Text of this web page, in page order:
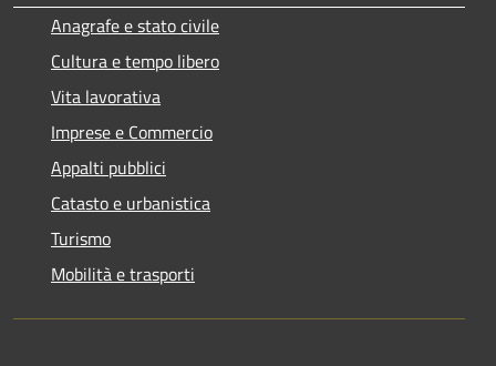
Anagrafe e stato civile
Cultura e tempo libero
Vita lavorativa
Imprese e Commercio
Appalti pubblici
Catasto e urbanistica
Turismo
Mobilità e trasporti